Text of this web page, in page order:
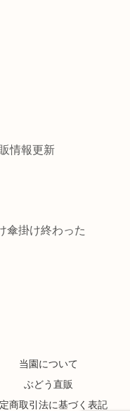
情報更新
掛け終わった
当園について
ぶどう直販
商取引法に基づく表記